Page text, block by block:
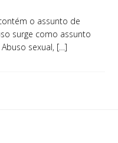
o assunto de
surge como assunto
sexual, […]